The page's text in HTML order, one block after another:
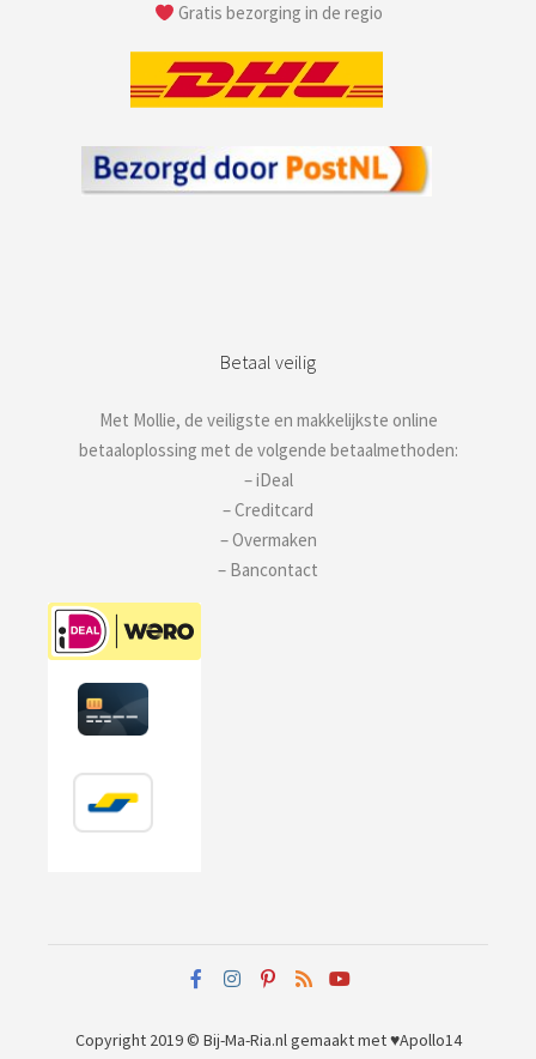
Gratis bezorging in de regio
Betaal veilig
Met Mollie, de veiligste en makkelijkste online
betaaloplossing met de volgende betaalmethoden:
– iDeal
– Creditcard
– Overmaken
– Bancontact
Copyright 2019 © Bij-Ma-Ria.nlgemaakt met ♥Apollo14